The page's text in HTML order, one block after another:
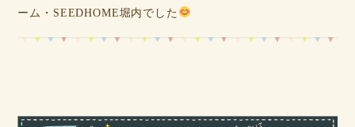
ーム・SEEDHOME堀内でした